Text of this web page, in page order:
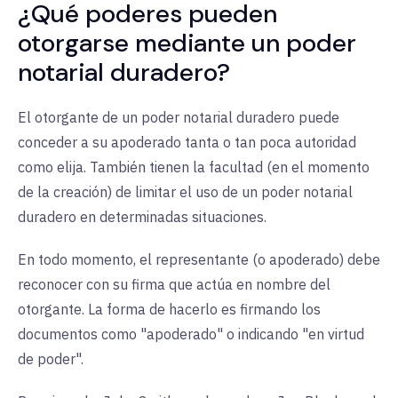
¿Qué poderes pueden
otorgarse mediante un poder
notarial duradero?
El otorgante de un poder notarial duradero puede
conceder a su apoderado tanta o tan poca autoridad
como elija. También tienen la facultad (en el momento
de la creación) de limitar el uso de un poder notarial
duradero en determinadas situaciones.
En todo momento, el representante (o apoderado) debe
reconocer con su firma que actúa en nombre del
otorgante. La forma de hacerlo es firmando los
documentos como "apoderado" o indicando "en virtud
de poder".